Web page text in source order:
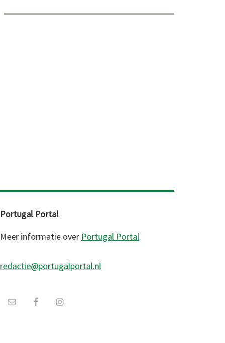
Portugal Portal
Meer informatie over Portugal Portal
redactie@portugalportal.nl